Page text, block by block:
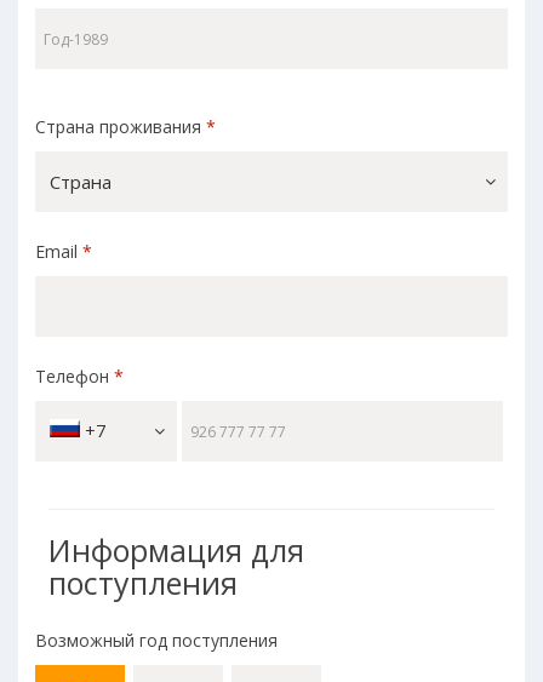
Страна проживания *
Страна
Email *
Телефон *
+7
Информация для
поступления
Возможный год поступления